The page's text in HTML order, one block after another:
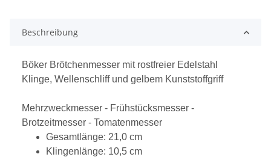
Beschreibung
Böker Brötchenmesser mit rostfreier Edelstahl
Klinge, Wellenschliff und gelbem Kunststoffgriff
Mehrzweckmesser - Frühstücksmesser -
Brotzeitmesser - Tomatenmesser
Gesamtlänge: 21,0 cm
Klingenlänge: 10,5 cm